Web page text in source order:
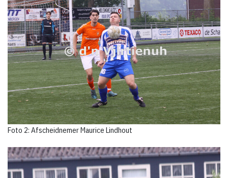
Foto 2: Afscheidnemer Maurice Lindhout